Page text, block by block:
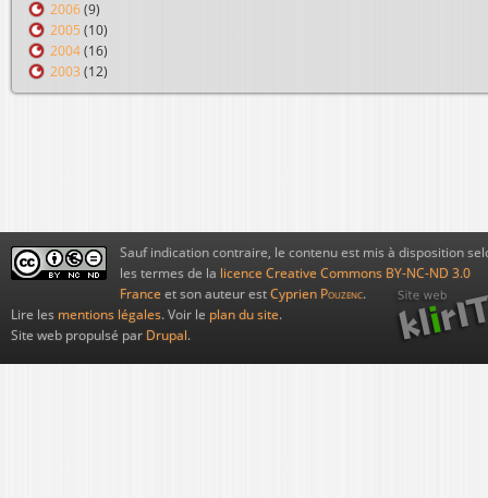
2006 (9)
2005 (10)
2004 (16)
2003 (12)
Sauf indication contraire, le contenu est mis à disposition
les termes de la licence Creative Commons BY-NC-ND 3.0
France et son auteur est Cyprien Pouzenc.
Lire les mentions légales. Voir le plan du site.
Site web propulsé par Drupal.